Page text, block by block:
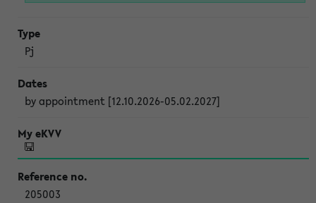
Pj
by appointment [12.10.2026-05.02.2027]
205003